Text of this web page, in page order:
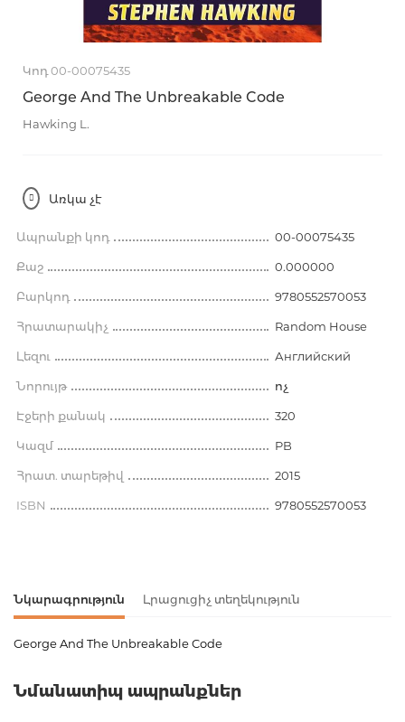
Կոդ 00-00075435
George And The Unbreakable Code
Hawking L.
Առկա չէ
Ապրանքի կոդ 00-00075435
Քաշ 0.000000
Բարկոդ 9780552570053
Հրատարակիչ Random House
Լեզու Английский
Նորույթ ոչ
Էջերի քանակ 320
Կազմ PB
Հրատ. տարեթիվ 2015
ISBN 9780552570053
Նկարագրություն Լրացուցիչ տեղեկություն
George And The Unbreakable Code
Քաշ
Նմանատիպ ապրանքներ